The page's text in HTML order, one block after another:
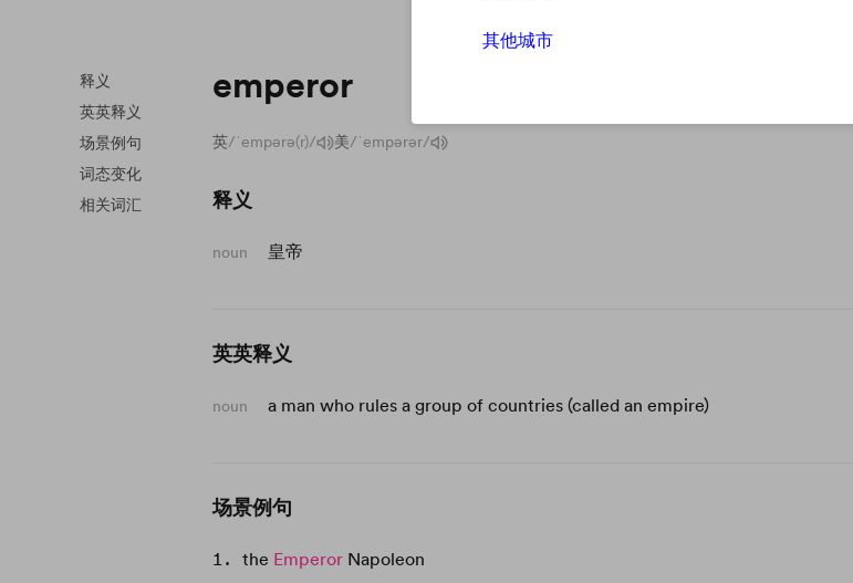
释义
英英释义
场景例句
词态变化
相关词汇
emperor
英/ˈempərə(r)/ 美/ˈempərər/
释义
noun 皇帝
英英释义
noun a man who rules a group of countries (called an empire)
场景例句
the Emperor Napoleon
其他城市